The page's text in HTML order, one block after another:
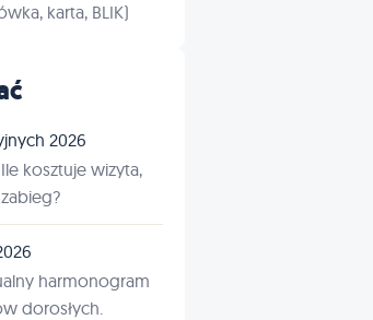
karta, BLIK)
2026
kosztuje wizyta,
harmonogram
dorosłych.